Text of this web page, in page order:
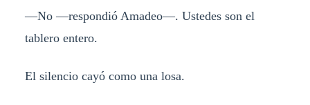
—No —respondió Amadeo—. Ustedes son el
tablero entero.
El silencio cayó como una losa.